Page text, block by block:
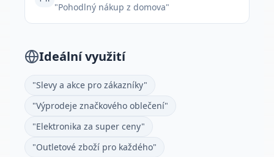
"Pohodlný nákup z domova"
Ideální využití
"Slevy a akce pro zákazníky"
"Výprodeje značkového oblečení"
"Elektronika za super ceny"
"Outletové zboží pro každého"